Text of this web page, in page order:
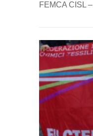
FEMCA CISL –